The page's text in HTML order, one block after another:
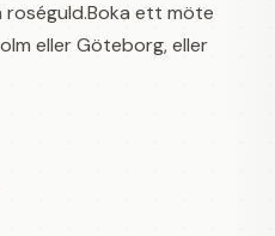
roséguld.Boka ett möte
eller Göteborg, eller